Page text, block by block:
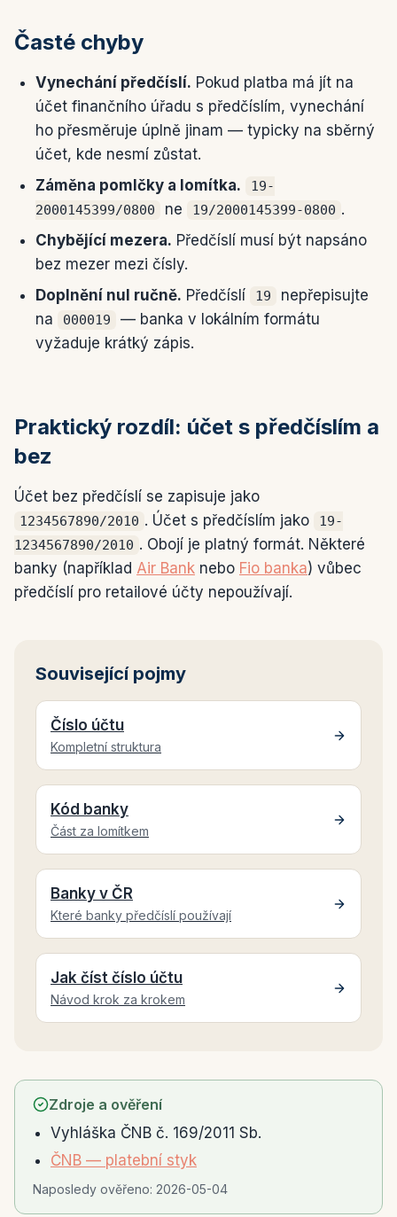
Časté chyby
Vynechání předčíslí. Pokud platba má jít na
účet finančního úřadu s předčíslím, vynechání
ho přesměruje úplně jinam — typicky na sběrný
účet, kde nesmí zůstat.
Záměna pomlčky a lomítka.
19-
2000145399/0800
ne 19/2000145399-0800 .
Chybějící mezera. Předčíslí musí být napsáno
bez mezer mezi čísly.
Doplnění nul ručně. Předčíslí 19
nepřepisujte
na
000019
— banka v lokálním formátu
vyžaduje krátký zápis.
Praktický rozdíl: účet s předčíslím a
bez
Účet bez předčíslí se zapisuje jako
1234567890/2010 . Účet s předčíslím jako
19-
1234567890/2010 . Obojí je platný formát. Některé
banky (například Air Bank nebo Fio banka) vůbec
předčíslí pro retailové účty nepoužívají.
Související pojmy
Číslo účtu
Kompletní struktura
Kód banky
Část za lomítkem
Banky v ČR
Které banky předčíslí používají
Jak číst číslo účtu
Návod krok za krokem
Zdroje a ověření
Vyhláška ČNB č. 169/2011 Sb.
ČNB — platební styk
Naposledy ověřeno: 2026-05-04